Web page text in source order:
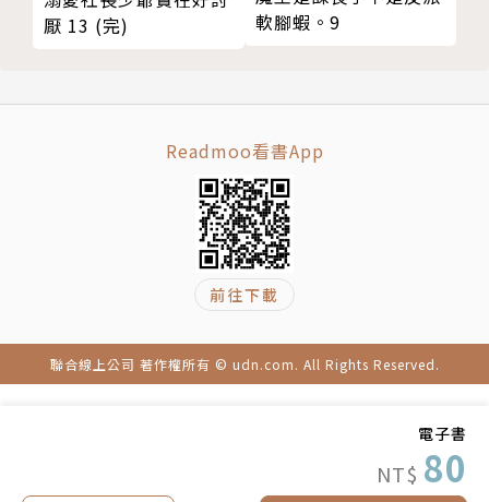
電子書
NT$ 80
厭 13 (完)
軟腳蝦。9
Readmoo看書App
前往下載
聯合線上公司 著作權所有 © udn.com. All Rights Reserved.